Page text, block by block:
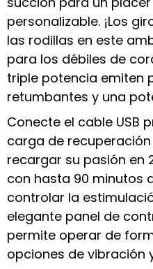
personalizable. ¡Los
las rodillas en este
para los débiles de
triple potencia emiten
retumbantes y una
Conecte el cable USB
carga de
recargar su pasión en
con hasta 90 minutos
controlar la
elegante panel de
permite operar de
opciones de vibración